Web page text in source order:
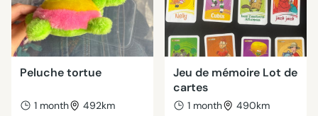
Peluche tortue
1 month 492km
Jeu de mémoire Lot de
cartes
1 month 490km